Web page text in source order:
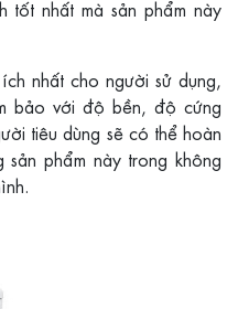
tốt nhất mà sản phẩm này
nhất cho người sử dụng,
bảo với độ bền, độ cứng
tiêu dùng sẽ có thể hoàn
sản phẩm này trong không